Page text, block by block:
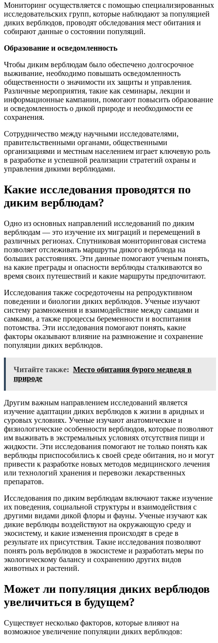
Мониторинг осуществляется с помощью специализированных
исследовательских групп, которые наблюдают за популяцией
диких верблюдов, проводят обследования мест обитания и
собирают данные о состоянии популяций.
Образование и осведомленность
Чтобы диким верблюдам было обеспечено долгосрочное
выживание, необходимо повышать осведомленность
общественности о значимости их защиты и управления.
Различные мероприятия, такие как семинары, лекции и
информационные кампании, помогают повысить образование
и осведомленность о дикой природе и необходимости ее
сохранения.
Сотрудничество между научными исследователями,
правительственными органами, общественными
организациями и местным населением играет ключевую роль
в разработке и успешной реализации стратегий охраны и
управления дикими верблюдами.
Какие исследования проводятся по
диким верблюдам?
Одно из основных направлений исследований по диким
верблюдам — это изучение их миграций и перемещений в
различных регионах. Спутниковая мониторинговая система
позволяет отслеживать маршруты дикого верблюда на
больших расстояниях. Эти данные помогают ученым понять,
на какие преграды и опасности верблюды сталкиваются во
время своих путешествий и какие маршруты предпочитают.
Исследования также сосредоточены на репродуктивном
поведении и биологии диких верблюдов. Ученые изучают
систему размножения и взаимодействие между самцами и
самками, а также процессы беременности и воспитания
потомства. Эти исследования помогают понять, какие
факторы оказывают влияние на размножение и сохранение
популяции диких верблюдов.
Читайте также: Место обитания бурого медведя в
природе
Другим важным направлением исследований является
изучение адаптации диких верблюдов к жизни в аридных и
суровых условиях. Ученые изучают анатомические и
физиологические особенности верблюдов, которые позволяют
им выживать в экстремальных условиях отсутствия пищи и
жидкости. Эти исследования помогают не только понять как
верблюды приспособились к своей среде обитания, но и могут
привести к разработке новых методов медицинского лечения
или технологий хранения и перевозки лекарственных
препаратов.
Исследования по диким верблюдам включают также изучение
их поведения, социальной структуры и взаимодействия с
другими видами дикой флоры и фауны. Ученые изучают как
дикие верблюды воздействуют на окружающую среду и
экосистему, и какие изменения происходят в среде в
результате их присутствия. Такие исследования позволяют
понять роль верблюдов в экосистеме и разработать меры по
экологическому балансу и сохранению других видов
животных и растений.
Может ли популяция диких верблюдов
увеличиться в будущем?
Существует несколько факторов, которые влияют на
возможное увеличение популяции диких верблюдов: